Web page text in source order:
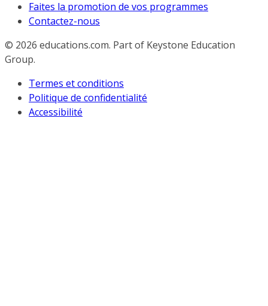
Faites la promotion de vos programmes
Contactez-nous
© 2026 educations.com. Part of Keystone Education
Group.
Termes et conditions
Politique de confidentialité
Accessibilité